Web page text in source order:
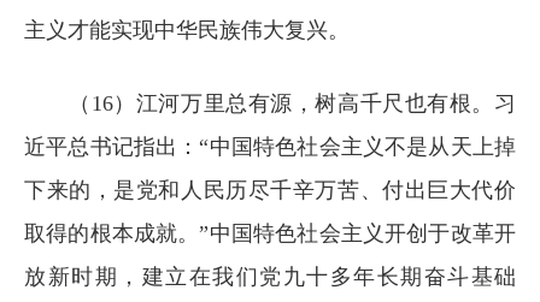
主义才能实现中华民族伟大复兴。
（16）江河万里总有源，树高千尺也有根。习
近平总书记指出：“中国特色社会主义不是从天上掉
下来的，是党和人民历尽千辛万苦、付出巨大代价
取得的根本成就。”中国特色社会主义开创于改革开
放新时期，建立在我们党九十多年长期奋斗基础